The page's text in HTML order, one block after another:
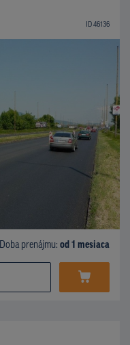
ID 46136
Doba prenájmu: od 1 mesiaca